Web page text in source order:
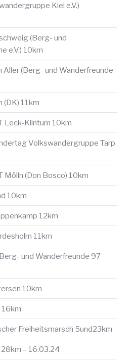
Kiel e.V.)
(Berg- und
e.V.) 10km
Aller (Berg- und Wanderfreunde
(DK) 11km
Leck-Klintum 10km
Volkswandergruppe Tarp
Mölln (Don Bosco) 10km
10km
12km
11km
und Wanderfreunde 97
10km
16km
Freiheitsmarsch 5und23km
– 16.03.24